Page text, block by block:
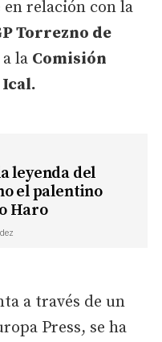
relación con la
Torrezno de
la Comisión
leyenda del
el palentino
Haro
a través de un
Press, se ha